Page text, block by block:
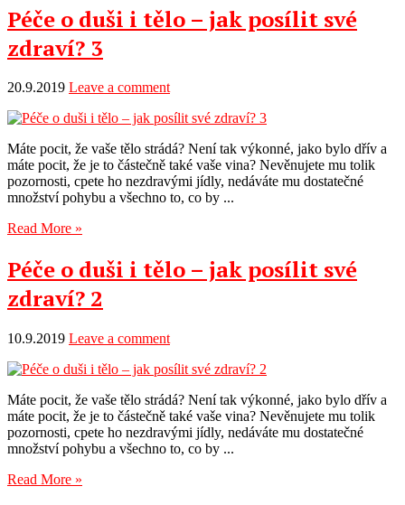
Péče o duši i tělo – jak posílit své
zdraví? 3
20.9.2019 Leave a comment
Máte pocit, že vaše tělo strádá? Není tak výkonné, jako bylo dřív a
máte pocit, že je to částečně také vaše vina? Nevěnujete mu tolik
pozornosti, cpete ho nezdravými jídly, nedáváte mu dostatečné
množství pohybu a všechno to, co by ...
Read More »
Péče o duši i tělo – jak posílit své
zdraví? 2
10.9.2019 Leave a comment
Máte pocit, že vaše tělo strádá? Není tak výkonné, jako bylo dřív a
máte pocit, že je to částečně také vaše vina? Nevěnujete mu tolik
pozornosti, cpete ho nezdravými jídly, nedáváte mu dostatečné
množství pohybu a všechno to, co by ...
Read More »